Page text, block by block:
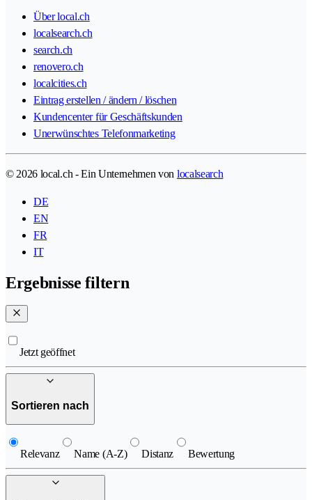
Über local.ch
localsearch.ch
search.ch
renovero.ch
localcities.ch
Eintrag erstellen / ändern / löschen
Kundencenter für Geschäftskunden
Unerwünschtes Telefonmarketing
© 2026 local.ch - Ein Unternehmen von localsearch
DE
EN
FR
IT
Ergebnisse filtern
Jetzt geöffnet
Sortieren nach
Relevanz Name (A-Z) Distanz Bewertung